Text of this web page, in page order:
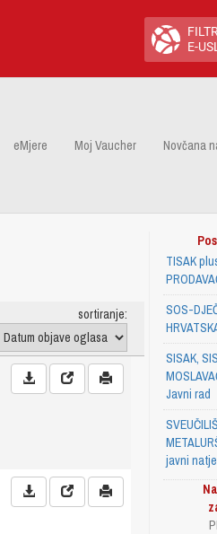
E-
eMjere Moj Vaucher Novčana
sortiranje:
TISAK
SOS-
SISAK,
Javni rad
javni